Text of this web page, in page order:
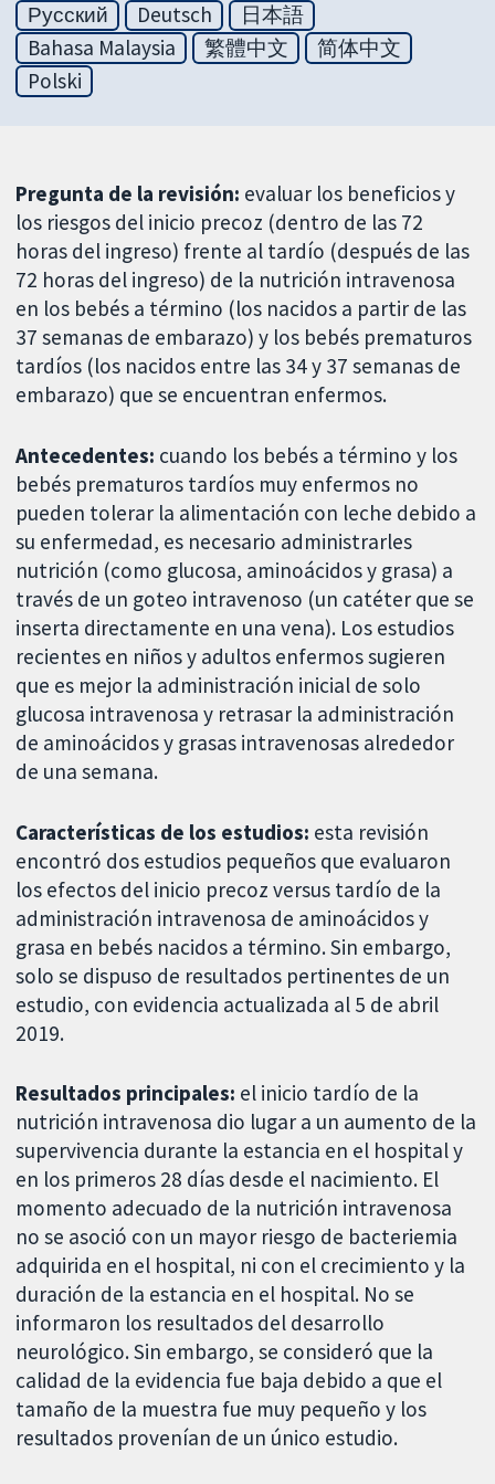
Русский
Deutsch
日本語
Bahasa Malaysia
繁體中文
简体中文
Polski
Pregunta de la revisión: evaluar los beneficios y
los riesgos del inicio precoz (dentro de las 72
horas del ingreso) frente al tardío (después de las
72 horas del ingreso) de la nutrición intravenosa
en los bebés a término (los nacidos a partir de las
37 semanas de embarazo) y los bebés prematuros
tardíos (los nacidos entre las 34 y 37 semanas de
embarazo) que se encuentran enfermos.
Antecedentes: cuando los bebés a término y los
bebés prematuros tardíos muy enfermos no
pueden tolerar la alimentación con leche debido a
su enfermedad, es necesario administrarles
nutrición (como glucosa, aminoácidos y grasa) a
través de un goteo intravenoso (un catéter que se
inserta directamente en una vena). Los estudios
recientes en niños y adultos enfermos sugieren
que es mejor la administración inicial de solo
glucosa intravenosa y retrasar la administración
de aminoácidos y grasas intravenosas alrededor
de una semana.
Características de los estudios: esta revisión
encontró dos estudios pequeños que evaluaron
los efectos del inicio precoz versus tardío de la
administración intravenosa de aminoácidos y
grasa en bebés nacidos a término. Sin embargo,
solo se dispuso de resultados pertinentes de un
estudio, con evidencia actualizada al 5 de abril
2019.
Resultados principales: el inicio tardío de la
nutrición intravenosa dio lugar a un aumento de la
supervivencia durante la estancia en el hospital y
en los primeros 28 días desde el nacimiento. El
momento adecuado de la nutrición intravenosa
no se asoció con un mayor riesgo de bacteriemia
adquirida en el hospital, ni con el crecimiento y la
duración de la estancia en el hospital. No se
informaron los resultados del desarrollo
neurológico. Sin embargo, se consideró que la
calidad de la evidencia fue baja debido a que el
tamaño de la muestra fue muy pequeño y los
resultados provenían de un único estudio.